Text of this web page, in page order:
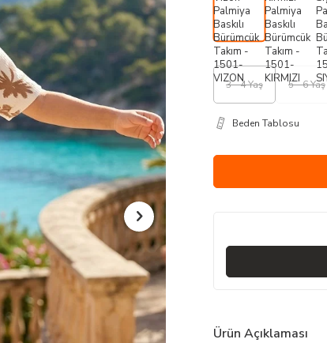
3 - 4 Yaş 5 - 6 Yaş
Beden Tablosu
Ürün Açıklaması